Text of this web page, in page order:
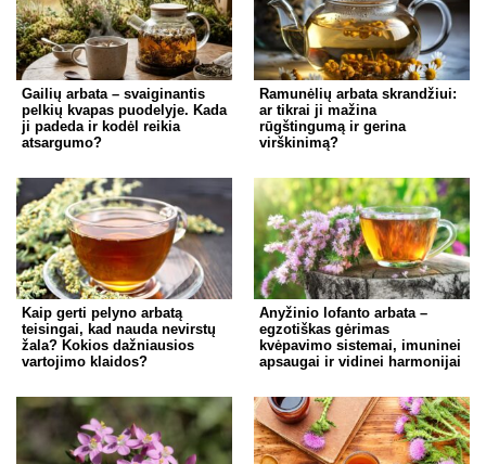
Gailių arbata – svaiginantis
pelkių kvapas puodelyje. Kada
ji padeda ir kodėl reikia
atsargumo?
Ramunėlių arbata skrandžiui:
ar tikrai ji mažina
rūgštingumą ir gerina
virškinimą?
Kaip gerti pelyno arbatą
teisingai, kad nauda nevirstų
žala? Kokios dažniausios
vartojimo klaidos?
Anyžinio lofanto arbata –
egzotiškas gėrimas
kvėpavimo sistemai, imuninei
apsaugai ir vidinei harmonijai